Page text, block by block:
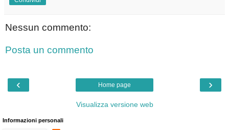
Nessun commento:
Posta un commento
‹ ›
Home page
Visualizza versione web
Informazioni personali